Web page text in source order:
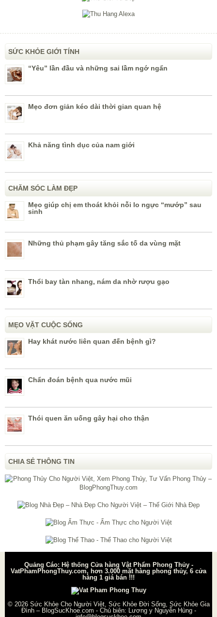
SỨC KHỎE GIỚI TÍNH
“Yêu” lần đầu và những sai lầm ngớ ngẩn
Mẹo đơn giản kéo dài thời gian quan hệ
Khả năng tình dục của nam giới
CHĂM SÓC LÀM ĐẸP
Mẹo giúp chị em thoát khỏi nỗi lo ngực “mướp” sau
sinh
Những thủ phạm gây tăng sắc tố da vùng mặt
Thổi bay tàn nhang, nám da nhờ rượu gạo
MẸO VẶT CUỘC SỐNG
Hay khát nước liên quan đến bệnh gì?
Chẩn đoán bệnh qua nước mũi
Thói quen ăn uống gây hại cho thận
CHIA SẺ THÔNG TIN
Quảng Cáo: Hệ thống Cửa hàng Vật Phẩm Phong Thủy -
VatPhamPhongThuy.com, hơn 3.000 mặt hàng phong thủy, 6 cửa
hàng 1 giá bán !!!
© 2026 Sức Khỏe Cho Người Việt, Sức Khỏe Đời Sống, Sức Khỏe Gia
Đình – BlogSucKhoe.com - Chủ biên: Lương y Nguyễn Hùng-